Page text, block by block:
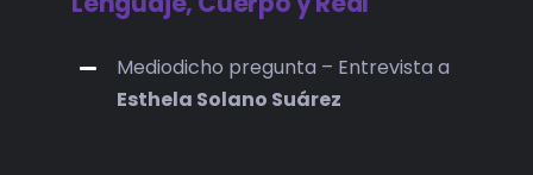
Mediodicho pregunta – Entrevista a
Esthela Solano Suárez